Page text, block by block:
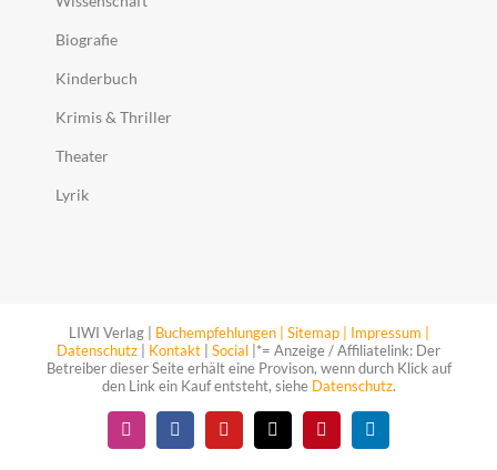
Biografie
Kinderbuch
Krimis & Thriller
Theater
Lyrik
LIWI Verlag | Buchempfehlungen | Sitemap | Impressum |
Datenschutz
Kontakt Social |*= Anzeige / Affiliatelink: Der
Betreiber dieser Seite erhält eine Provison, wenn durch Klick auf
den Link ein Kauf entsteht, siehe Datenschutz.
InstagramFacebookYouTube
X PinterestLinkedIn